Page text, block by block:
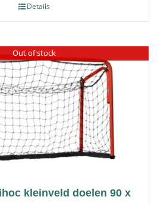
Details
Out of stock
kleinveld doelen 90 x